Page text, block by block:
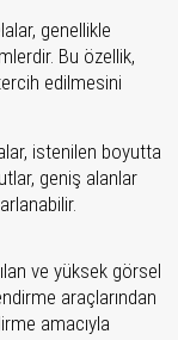
genellikle
Bu özellik,
edilmesini
istenilen boyutta
geniş alanlar
ve yüksek görsel
araçlarından
amacıyla